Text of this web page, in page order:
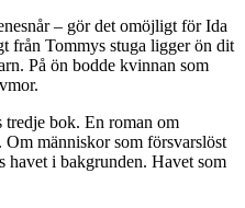
– gör det omöjligt för Ida
från Tommys stuga ligger ön dit
På ön bodde kvinnan som
bok. En roman om
Om människor som försvarslöst
havet i bakgrunden. Havet som